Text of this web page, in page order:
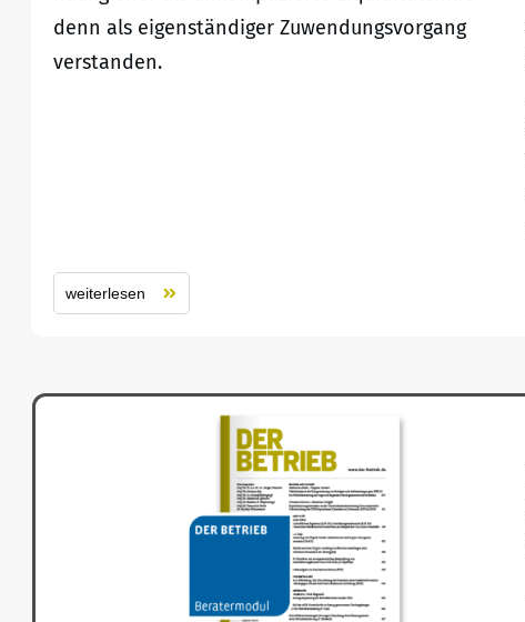
denn als eigenständiger Zuwendungsvorgang
verstanden.
weiterlesen